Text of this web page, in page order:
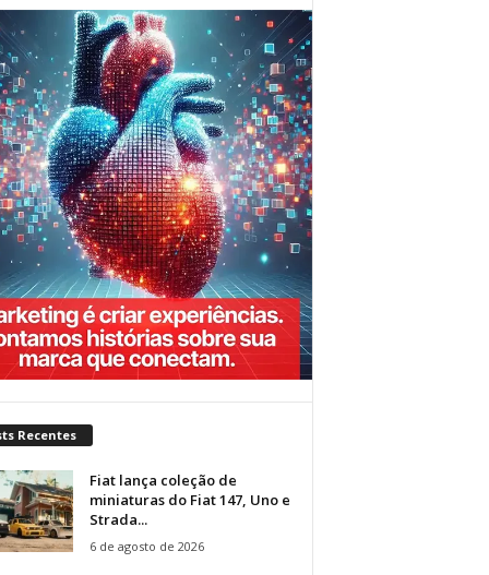
Recentes
Fiat lança coleção de
miniaturas do Fiat 147, Uno e
Strada...
6 de agosto de 2026